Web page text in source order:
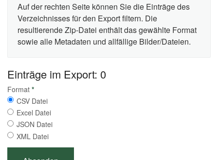
Auf der rechten Seite können Sie die Einträge des
Verzeichnisses für den Export filtern. Die
resultierende Zip-Datei enthält das gewählte Format
sowie alle Metadaten und allfällige Bilder/Dateien.
Einträge im Export: 0
Format *
CSV Datei
Excel Datei
JSON Datei
XML Datei